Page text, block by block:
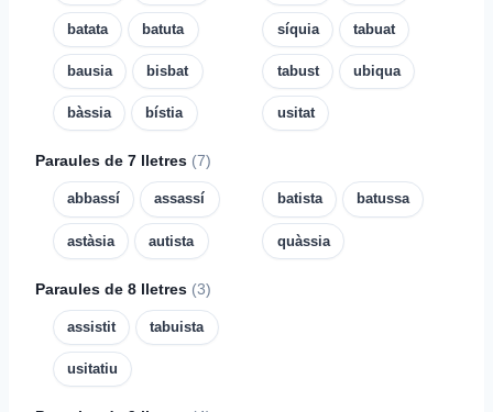
batata batuta
bausia bisbat
bàssia bístia
síquia tabuat
tabust ubiqua
usitat
Paraules de 7 lletres (7)
abbassí assassí
astàsia autista
batista batussa
quàssia
Paraules de 8 lletres (3)
assistit tabuista
usitatiu